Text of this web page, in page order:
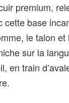
premium,
cette base
le talon
sur la
en train